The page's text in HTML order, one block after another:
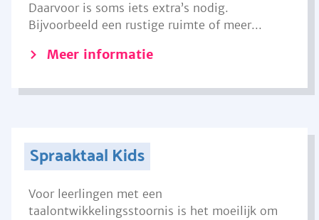
Daarvoor is soms iets extra’s nodig.
Bijvoorbeeld een rustige ruimte of meer...
Meer informatie
Spraaktaal Kids
Voor leerlingen met een
taalontwikkelingsstoornis is het moeilijk om